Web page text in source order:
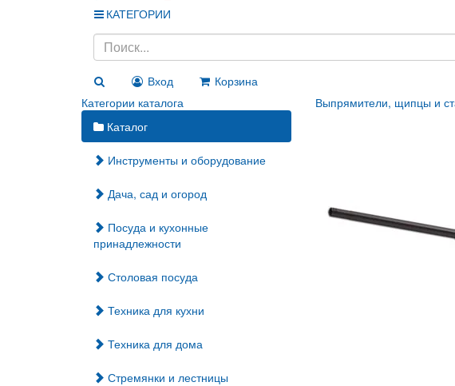
КАТЕГОРИИ
Вход
Корзина
Категории каталога
Каталог
Инструменты и оборудование
Дача, сад и огород
Посуда и кухонные
принадлежности
Столовая посуда
Техника для кухни
Техника для дома
Стремянки и лестницы
Выпрямители, щипцы и